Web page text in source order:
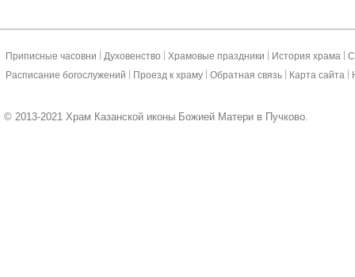
Приписные часовни Духовенство Храмовые праздники История храма
Расписание богослужений
Проезд к храму Обратная связь Карта сайта
© 2013-2021 Храм Казанской иконы Божией Матери в Пучково.